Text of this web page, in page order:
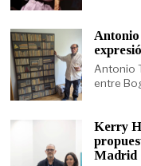
Antonio
entre
Kerry
Madrid